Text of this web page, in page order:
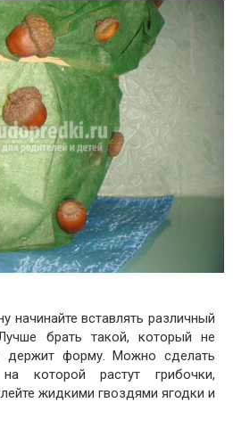
начинайте вставлять различный
брать такой, который не
держит форму. Можно сделать
которой растут грибочки,
жидкими гвоздями ягодки и